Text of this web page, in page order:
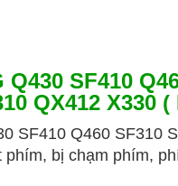
SF410
QX412 X330
SF410 Q460 SF310
phím, bị chạm phím,